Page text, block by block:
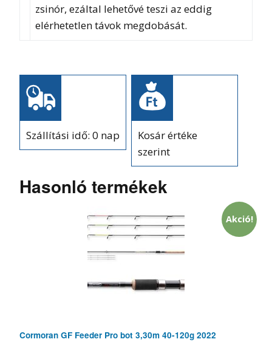
zsinór, ezáltal lehetővé teszi az eddig
elérhetetlen távok megdobását.
Szállítási idő: 0 nap
Kosár értéke
szerint
Hasonló termékek
Akció!
Cormoran GF Feeder Pro bot 3,30m 40-120g 2022